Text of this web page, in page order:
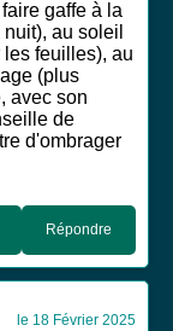
gaffe à la
au soleil
feuilles), au
(plus
avec son
de
d'ombrager
Répondre
le 18 Février 2025